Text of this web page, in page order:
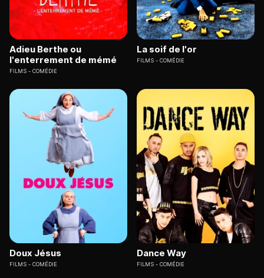
Adieu Berthe ou
l'enterrement de mémé
FILMS COMÉDIE
La soif de l'or
FILMS COMÉDIE
Doux Jésus
FILMS COMÉDIE
Dance Way
FILMS COMÉDIE